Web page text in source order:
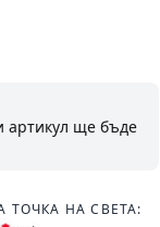
артикул ще бъде
ТОЧКА НА СВЕТА: